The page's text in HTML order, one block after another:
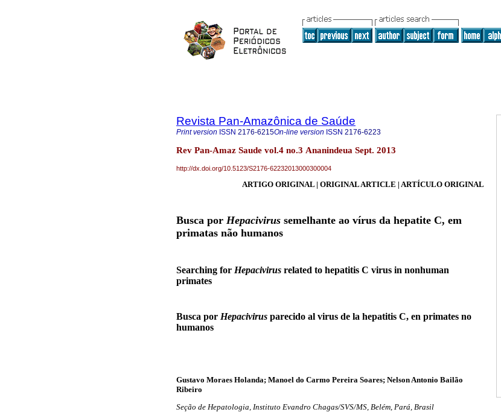
Revista Pan-Amazônica de Saúde
Print version ISSN 2176-6215On-line version ISSN 2176-6223
Rev Pan-Amaz Saude vol.4 no.3 Ananindeua Sept. 2013
http://dx.doi.org/10.5123/S2176-62232013000300004
ARTIGO ORIGINAL | ORIGINAL ARTICLE | ARTÍCULO ORIGINAL
Busca por Hepacivirus semelhante ao vírus da hepatite C, em
primatas não humanos
Searching for Hepacivirus related to hepatitis C virus in nonhuman
primates
Busca por Hepacivirus parecido al virus de la hepatitis C, en primates no
humanos
Gustavo Moraes Holanda; Manoel do Carmo Pereira Soares; Nelson Antonio Bailão
Ribeiro
Seção de Hepatologia, Instituto Evandro Chagas/SVS/MS, Belém, Pará, Brasil